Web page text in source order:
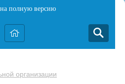
полную версию
организации